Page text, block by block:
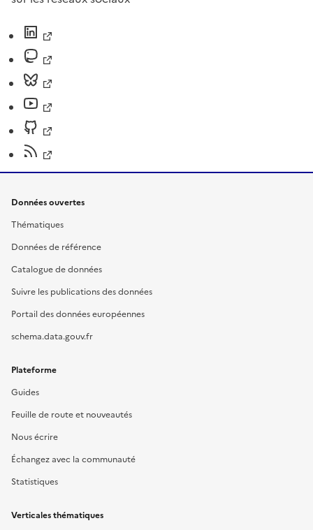
Données ouvertes
Thématiques
Données de référence
Catalogue de données
Suivre les publications des données
Portail des données européennes
schema.data.gouv.fr
Plateforme
Guides
Feuille de route et nouveautés
Nous écrire
Échangez avec la communauté
Statistiques
Verticales thématiques